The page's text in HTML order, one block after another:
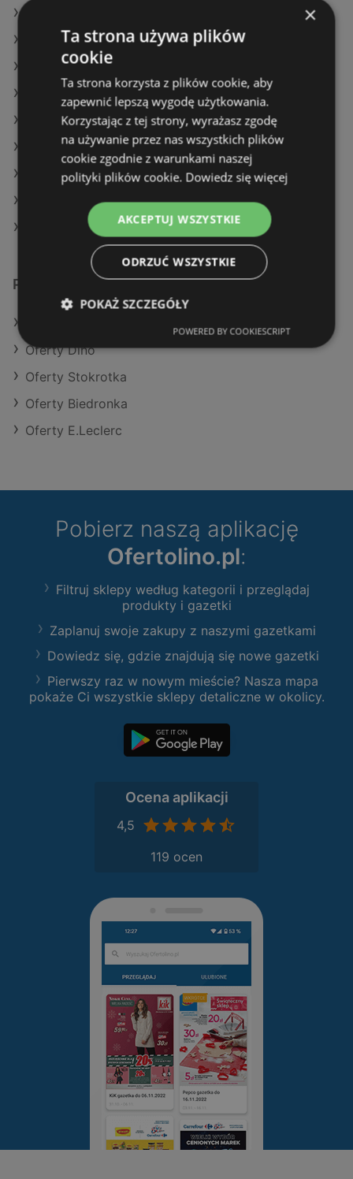
Oferty Makro
Oferty Stokrotka
Aktualne gazetki E.Leclerc
Aktualne gazetki Lidl
Aktualne gazetki Makro
Aktualne gazetki Gram Market
Aktualne gazetki Netto
Sklepy Eurocash w Kamień Pomorski
Podobne sklepy detaliczne
Oferty Dino
Oferty Stokrotka
Oferty Biedronka
Oferty E.Leclerc
Pobierz naszą aplikację
Ofertolino.pl:
Filtruj sklepy według kategorii i przeglądaj
produkty i gazetki
Zaplanuj swoje zakupy z naszymi gazetkami
Dowiedz się, gdzie znajdują się nowe gazetki
Pierwszy raz w nowym mieście? Nasza mapa
pokaże Ci wszystkie sklepy detaliczne w okolicy.
Ocena aplikacji
4,5
119 ocen
×
Ta strona używa plików
cookie
Ta strona korzysta z plików cookie, aby
zapewnić lepszą wygodę użytkowania.
Korzystając z tej strony, wyrażasz zgodę
na używanie przez nas wszystkich plików
cookie zgodnie z warunkami naszej
polityki plików cookie. Dowiedz się więcej
AKCEPTUJ WSZYSTKIE
ODRZUĆ WSZYSTKIE
POKAŻ SZCZEGÓŁY
POWERED BY COOKIESCRIPT